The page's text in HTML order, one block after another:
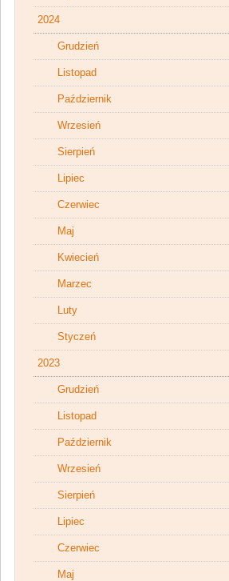
2024
Grudzień
Listopad
Październik
Wrzesień
Sierpień
Lipiec
Czerwiec
Maj
Kwiecień
Marzec
Luty
Styczeń
2023
Grudzień
Listopad
Październik
Wrzesień
Sierpień
Lipiec
Czerwiec
Maj